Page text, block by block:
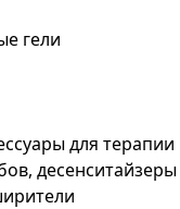
гели
для терапии
десенситайзеры